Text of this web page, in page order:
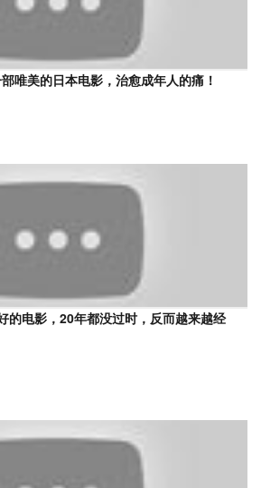
唯美的日本电影，治愈成年人的痛！
的电影，20年都没过时，反而越来越经